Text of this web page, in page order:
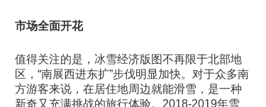
市场全面开花
值得关注的是，冰雪经济版图不再限于北部地
区，“南展西进东扩”步伐明显加快。对于众多南
方游客来说，在居住地周边就能滑雪，是一种
新奇又充满挑战的旅行体验。2018-2019年雪